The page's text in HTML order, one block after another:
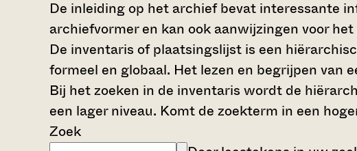
De inleiding op het archief bevat interessante
archiefvormer en kan ook aanwijzingen voor
De inventaris of plaatsingslijst is een
formeel en globaal. Het lezen en begrijpen van
Bij het zoeken in de inventaris wordt de
een lager niveau. Komt de zoekterm in een
Zoek